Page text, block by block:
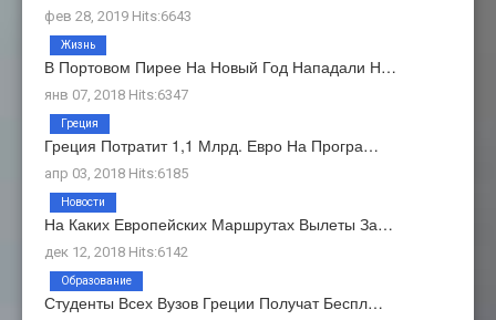
фев 28, 2019 Hits:6643
В Портовом Пирее На Новый Год Нападали Н…
янв 07, 2018 Hits:6347
Жизнь
Греция Потратит 1,1 Млрд. Евро На Програ…
апр 03, 2018 Hits:6185
Греция
На Каких Европейских Маршрутах Вылеты За…
дек 12, 2018 Hits:6142
Новости
Студенты Всех Вузов Греции Получат Беспл…
Образование